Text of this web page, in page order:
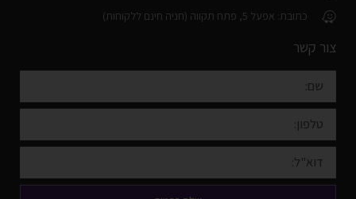
כתובת: אפעל 5, פתח תקווה (חניה חינם ללקוחות)
צור קשר